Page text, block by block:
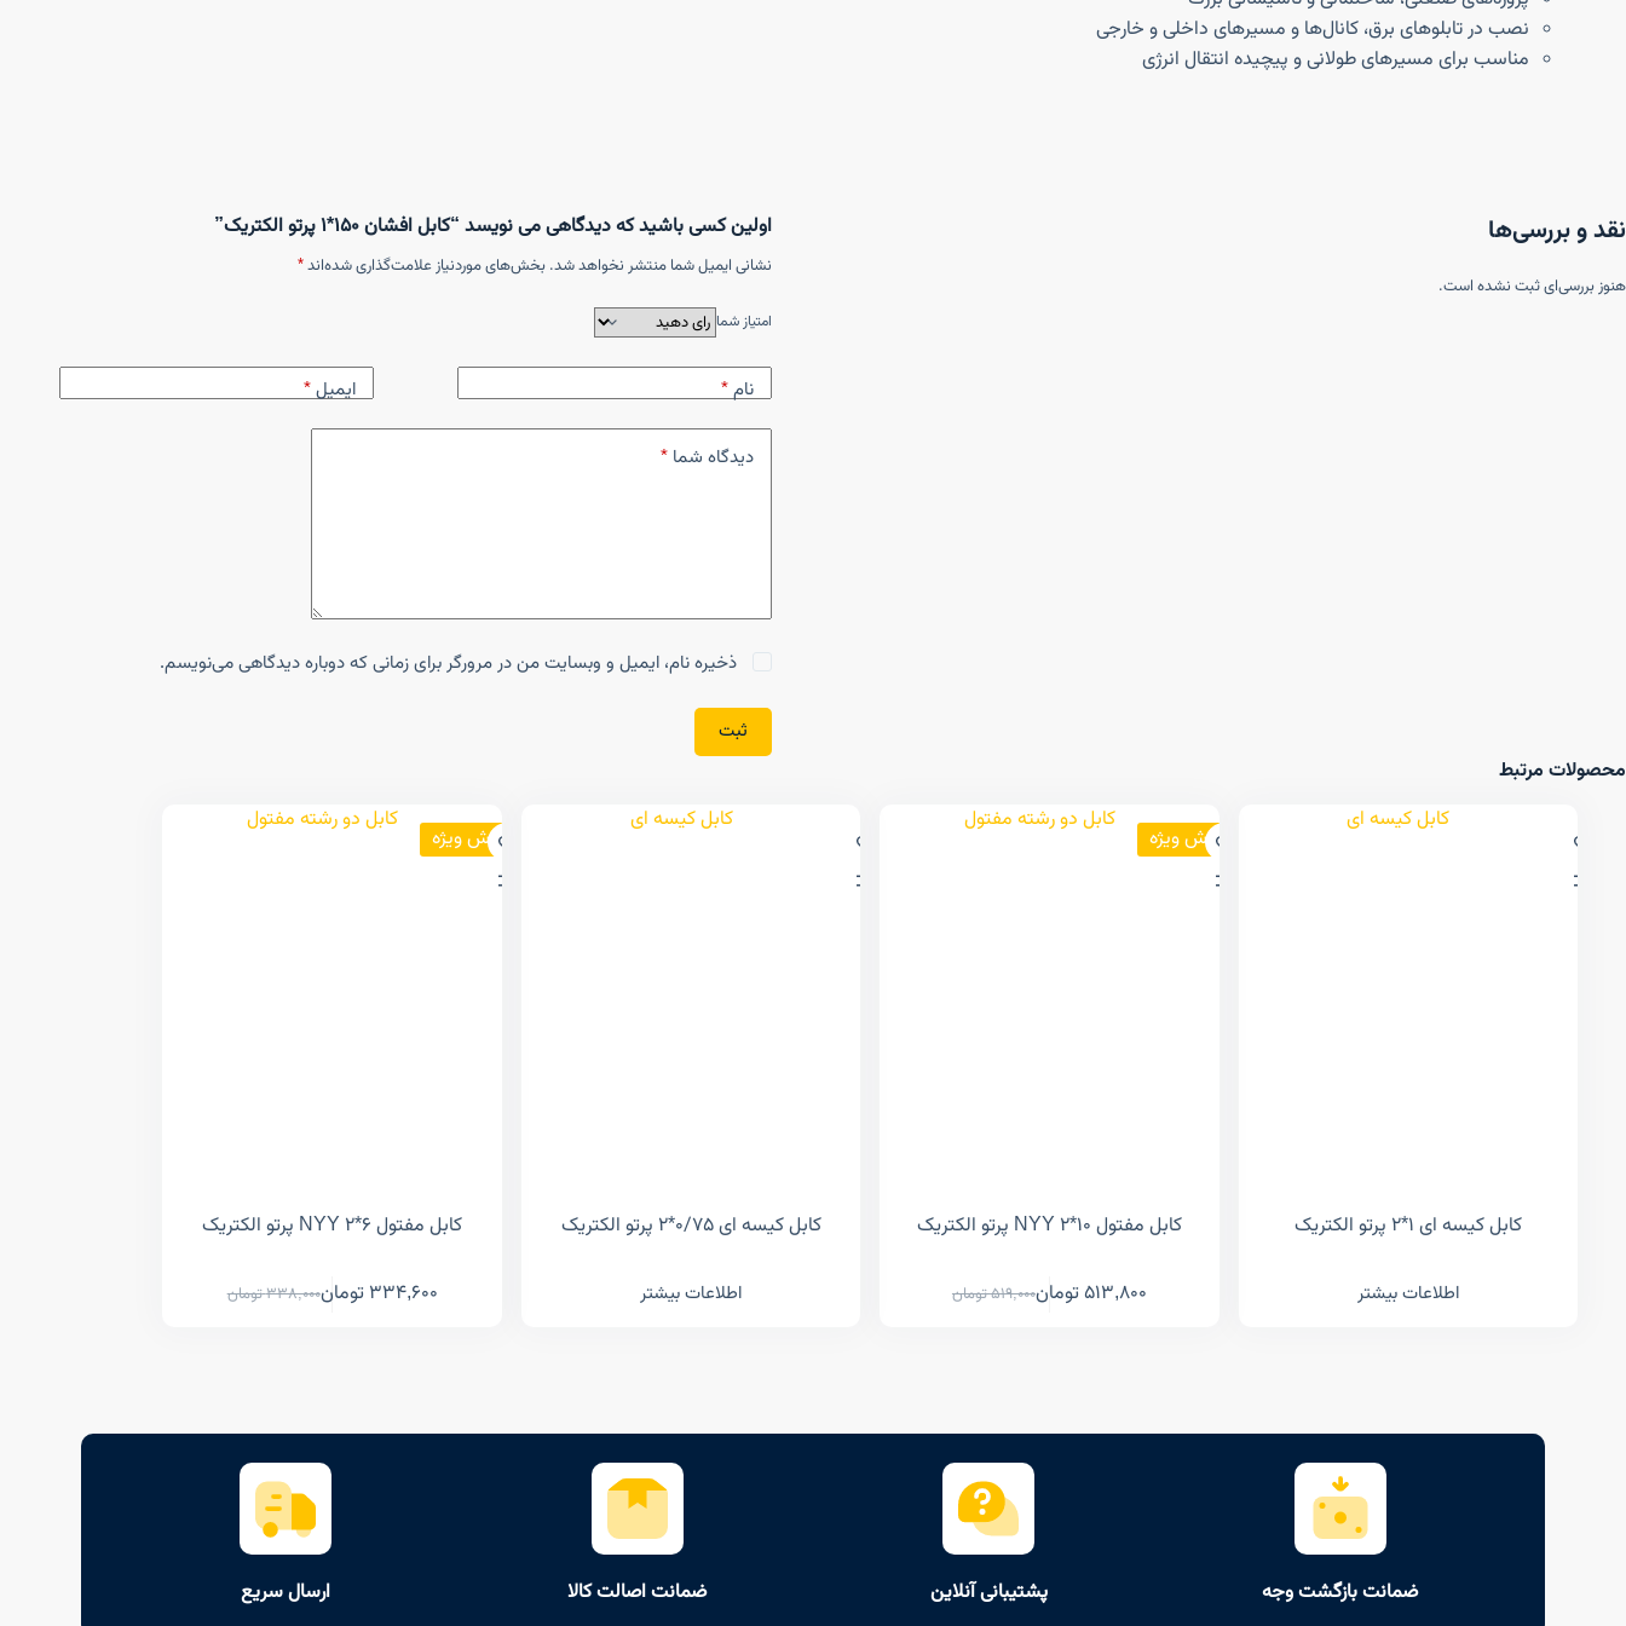
نصب در تابلوهای برق، کانال‌ها و مسیرهای داخلی و خارجی
مناسب برای مسیرهای طولانی و پیچیده انتقال انرژی
نقد و بررسی‌ها
هنوز بررسی‌ای ثبت نشده است.
اولین کسی باشید که دیدگاهی می نویسد “کابل افشان ۱۵۰*۱ پرتو الکتریک”
نشانی ایمیل شما منتشر نخواهد شد. بخش‌های موردنیاز علامت‌گذاری شده‌اند*
امتیاز شما
نام* ایمیل*
دیدگاه شما *
ذخیره نام، ایمیل و وبسایت من در مرورگر برای زمانی که دوباره دیدگاهی می‌نویسم.
ثبت
محصولات مرتبط
کابل کیسه ای ۱*۲ پرتو الکتریک
اطلاعات بیشتر
فروش ویژه
کابل مفتول NYY 2*10 پرتو الکتریک
519,000تومان 513,800 تومان
کابل کیسه ای ۰/۷۵*۲ پرتو الکتریک
اطلاعات بیشتر
فروش ویژه
کابل مفتول NYY 2*6 پرتو الکتریک
338,000تومان 334,600 تومان
ضمانت بازگشت وجه پشتیبانی آنلاین ضمانت اصالت کالا ارسال سریع